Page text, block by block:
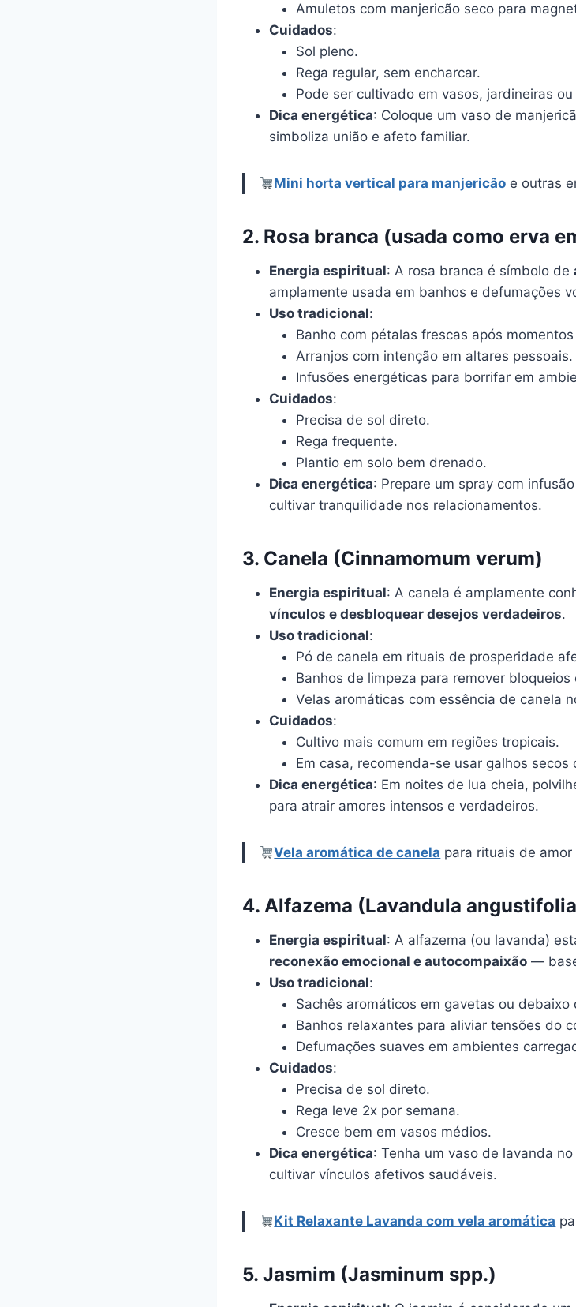
Amuletos com manjericão seco para
Cuidados:
Sol pleno.
Rega regular, sem encharcar.
Pode ser cultivado em vasos, jardineiras
Dica energética: Coloque um vaso de
simboliza união e afeto familiar.
Mini horta vertical para manjericão e outras
2. Rosa branca (usada como erva
Energia espiritual: A rosa branca é símbolo de
amplamente usada em banhos e defumações
Uso tradicional:
Banho com pétalas frescas após
Arranjos com intenção em altares pessoais.
Infusões energéticas para borrifar em
Cuidados:
Precisa de sol direto.
Rega frequente.
Plantio em solo bem drenado.
Dica energética: Prepare um spray com
cultivar tranquilidade nos relacionamentos.
3. Canela (Cinnamomum verum)
Energia espiritual: A canela é amplamente
vínculos e desbloquear desejos verdadeiros.
Uso tradicional:
Pó de canela em rituais de prosperidade
Banhos de limpeza para remover bloqueios
Velas aromáticas com essência de canela
Cuidados:
Cultivo mais comum em regiões tropicais.
Em casa, recomenda-se usar galhos secos
Dica energética: Em noites de lua cheia,
para atrair amores intensos e verdadeiros.
Vela aromática de canela para rituais de
4. Alfazema (Lavandula
Energia espiritual: A alfazema (ou lavanda)
reconexão emocional e autocompaixão —
Uso tradicional:
Sachês aromáticos em gavetas ou debaixo
Banhos relaxantes para aliviar tensões do
Defumações suaves em ambientes
Cuidados:
Precisa de sol direto.
Rega leve 2x por semana.
Cresce bem em vasos médios.
Dica energética: Tenha um vaso de lavanda
cultivar vínculos afetivos saudáveis.
Kit Relaxante Lavanda com vela aromática
5. Jasmim (Jasminum spp.)